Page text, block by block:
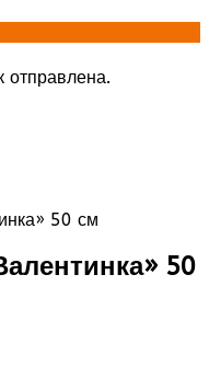
отправлена.
50 см
50